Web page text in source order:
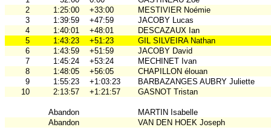
2
1:25:00 +33:00
MESTIVIER Noémie
3
1:39:59 +47:59
JACOBY Lucas
4
1:40:01 +48:01
DESCAZAUX Ian
5
1:43:23 +51:23
GIL SILVEIRA Nathan
6
1:43:59 +51:59
JACOBY David
7
1:45:24 +53:24
MECHINET Ivan
8
1:48:05 +56:05
CHAPILLON élouan
9
1:55:23 +1:03:23
BARBAZANGES AUBRY Juliette
10
2:13:57 +1:21:57 GASNOT Tristan
Abandon
MARTIN Isabelle
Abandon
VAN DEN HOEK Joseph